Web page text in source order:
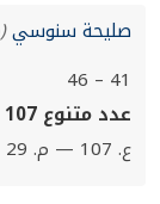
صليحة سنوسي
41 – 46
عدد متنوع 107
ع. 107 — م. 29 — 31/03/2025